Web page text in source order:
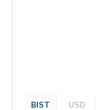
BIST USD